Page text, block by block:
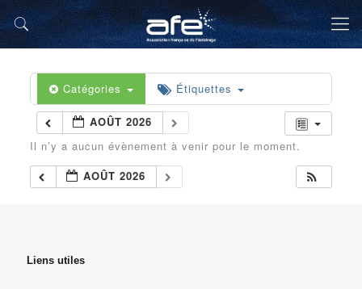
Catégories Étiquettes
AOÛT 2026
Il n’y a aucun évènement à venir pour le moment.
AOÛT 2026
Liens utiles